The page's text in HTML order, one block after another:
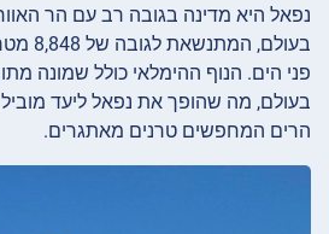
נפאל היא מדינה בגובה רב עם הר
בעולם, מה שהופך את נפאל ליעד מוביל
הרים המחפשים טרנים מאתגרים.